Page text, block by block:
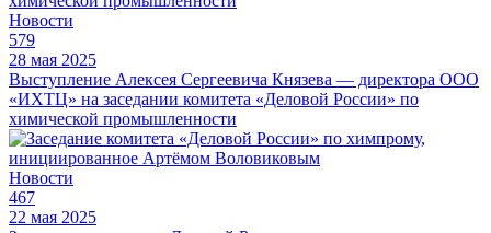
Новости
579
28 мая 2025
Выступление Алексея Сергеевича Князева — директора ООО
«ИХТЦ» на заседании комитета «Деловой России» по
химической промышленности
Новости
467
22 мая 2025